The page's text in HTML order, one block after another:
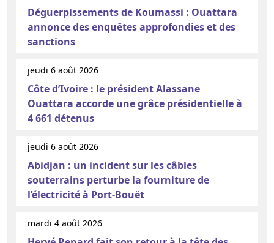
Déguerpissements de Koumassi : Ouattara
annonce des enquêtes approfondies et des
sanctions
jeudi 6 août 2026
Côte d’Ivoire : le président Alassane
Ouattara accorde une grâce présidentielle à
4 661 détenus
jeudi 6 août 2026
Abidjan : un incident sur les câbles
souterrains perturbe la fourniture de
l’électricité à Port-Bouët
mardi 4 août 2026